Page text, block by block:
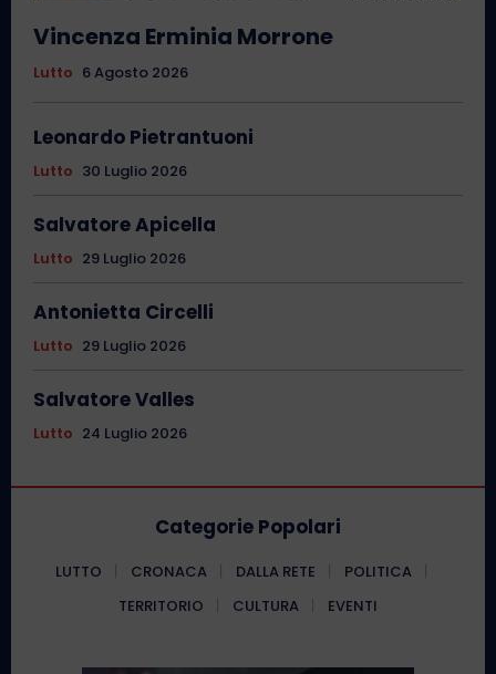
Vincenza Erminia Morrone
Lutto 6 Agosto 2026
Leonardo Pietrantuoni
Lutto 30 Luglio 2026
Salvatore Apicella
Lutto 29 Luglio 2026
Antonietta Circelli
Lutto 29 Luglio 2026
Salvatore Valles
Lutto 24 Luglio 2026
Categorie Popolari
LUTTO CRONACA DALLA RETE
POLITICA
TERRITORIO
CULTURA EVENTI